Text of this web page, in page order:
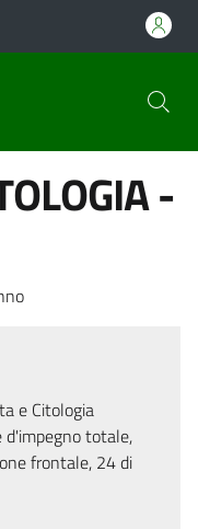
-
e Citologia
d'impegno totale,
frontale, 24 di